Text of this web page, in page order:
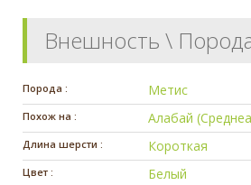
Внешность \
Порода : Метис
Похож на : Алабай
Длина шерсти : Короткая
Цвет : Белый